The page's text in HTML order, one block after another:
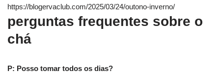
https://blogervaclub.com/2025/03/24/outono-inverno/
perguntas frequentes sobre o
chá
P: Posso tomar todos os dias?